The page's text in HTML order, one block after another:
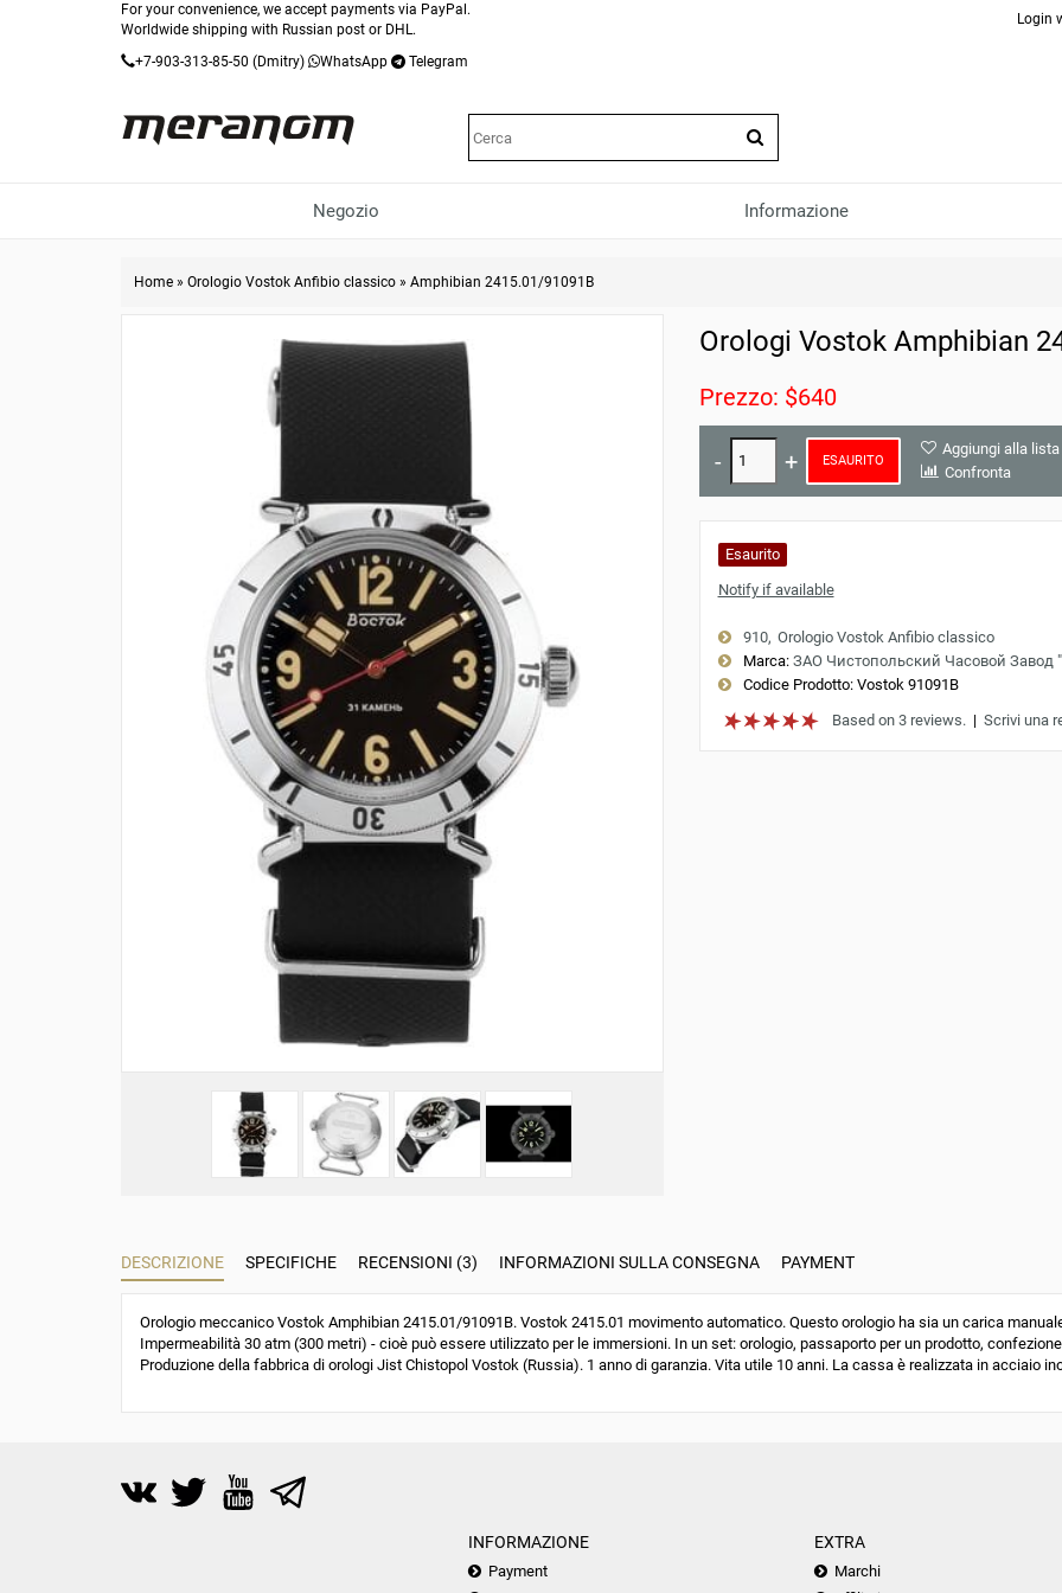
For your convenience, we accept payments via PayPal.
Worldwide shipping with Russian post or DHL.
+7-903-313-85-50 (Dmitry) WhatsApp Telegram
Login
Negozio Informazione
Home » Orologio Vostok Anfibio classico » Amphibian 2415.01/91091B
Orologi Vostok Amphibian
Prezzo: $640
ESAURITO
Aggiungi alla
Confronta
Esaurito
Notify if available
910 Orologio Vostok Anfibio classico
Marca: ЗАО Чистопольский Часовой Завод
Codice Prodotto:Vostok 91091B
Based on 3 reviews.| Scrivi una
DESCRIZIONE SPECIFICHE RECENSIONI (3) INFORMAZIONI SULLA CONSEGNA PAYMENT
Orologio meccanico Vostok Amphibian 2415.01/91091B. Vostok 2415.01 movimento automatico. Questo orologio ha sia un carica
Impermeabilità 30 atm (300 metri) - cioè può essere utilizzato per le immersioni. In un set: orologio, passaporto per un prodotto,
Produzione della fabbrica di orologi Jist Chistopol Vostok (Russia). 1 anno di garanzia. Vita utile 10 anni. La cassa è realizzata in acciaio
INFORMAZIONE
Payment
EXTRA
Marchi